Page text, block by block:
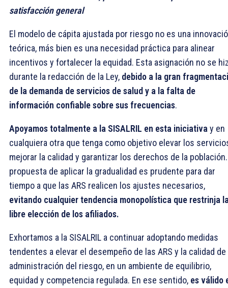
satisfacción general
El modelo de cápita ajustada por riesgo no es una
teórica, más bien es una necesidad práctica para alinear
incentivos y fortalecer la equidad. Esta asignación no se
durante la redacción de la Ley, debido a la gran
de la demanda de servicios de salud y a la falta de
información confiable sobre sus frecuencias.
Apoyamos totalmente a la SISALRIL en esta iniciativa y en
cualquiera otra que tenga como objetivo elevar los
mejorar la calidad y garantizar los derechos de la
propuesta de aplicar la gradualidad es prudente para dar
tiempo a que las ARS realicen los ajustes necesarios,
evitando cualquier tendencia monopolística que restrinja
libre elección de los afiliados.
Exhortamos a la SISALRIL a continuar adoptando medidas
tendentes a elevar el desempeño de las ARS y la calidad de
administración del riesgo, en un ambiente de equilibrio,
equidad y competencia regulada. En ese sentido, es válido